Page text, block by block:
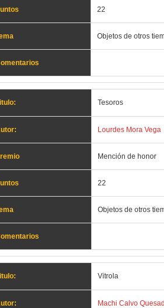
22
Objetos de otros
Tesoros
Lourdes Mora Vega
Mención de honor
22
Objetos de otros
Vitrola
Machi Calvo